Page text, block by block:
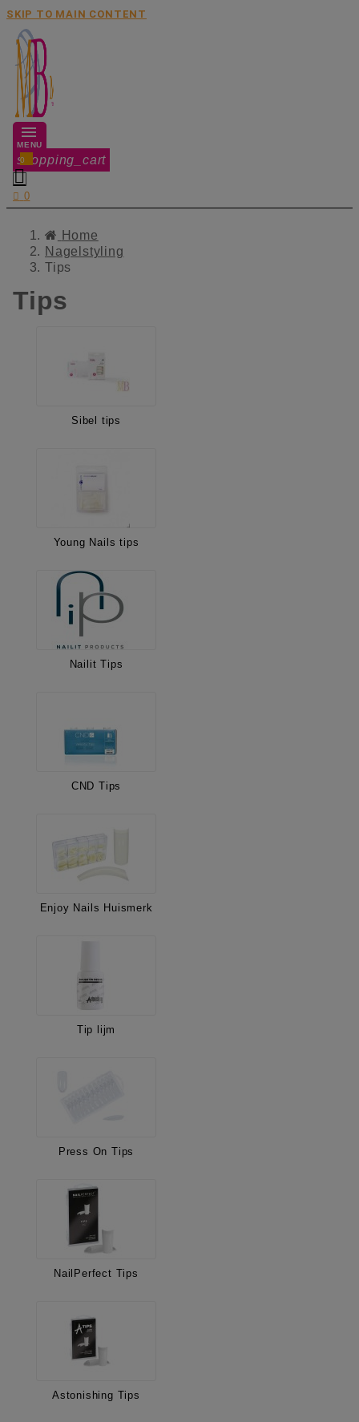
SKIP TO MAIN CONTENT
MENU
shopping_cart
0

 0
Home
Nagelstyling
Tips
Tips
Sibel tips
Young Nails tips
Nailit Tips
CND Tips
Enjoy Nails Huismerk
Tip lijm
Press On Tips
NailPerfect Tips
Astonishing Tips